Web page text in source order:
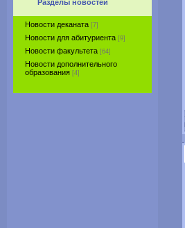
Разделы новостей
Новости деканата [7]
Новости для абитуриента [9]
Новости факультета [64]
Новости дополнительного
образования [4]